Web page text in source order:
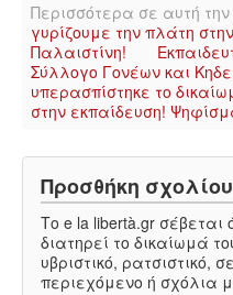
Περισσότερα σε αυτή
γυρίζουμε την πλάτη
Παλαιστίνη!
Σύλλογο Γονέων και
υπερασπίστηκε το
στην εκπαίδευση!
Προσθήκη σχολίου
Το e la libertà.gr
διατηρεί το δικαίωμά
υβριστικό, ρατσιστικό,
περιεχόμενο ή σχόλια